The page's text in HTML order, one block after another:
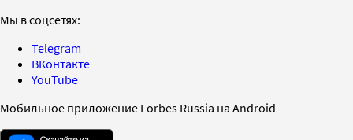
Мы в соцсетях:
Telegram
ВКонтакте
YouTube
Мобильное приложение Forbes Russia на Android